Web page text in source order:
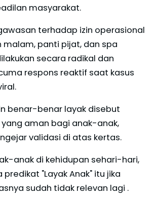
masyarakat.
terhadap izin operasional
panti pijat, dan spa
secara radikal dan
respons reaktif saat kasus
benar-benar layak disebut
aman bagi anak-anak,
validasi di atas kertas.
anak di kehidupan sehari-hari,
"Layak Anak" itu jika
sudah tidak relevan lagi .